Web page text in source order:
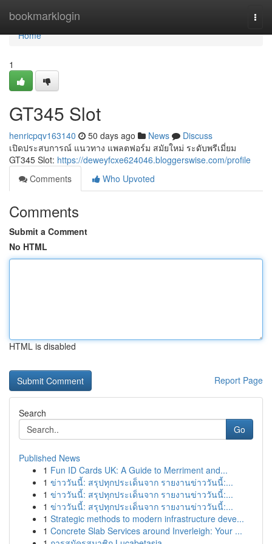
bookmarklogin
Home
Home
1
GT345 Slot
henricpqv163140 50 days ago News
Discuss
เปิดประสบการณ์ แนวทาง แพลตฟอร์ม สมัยใหม่ ระดับพรีเมี่ยม
GT345 Slot: https://deweyfcxe624046.bloggerswise.com/profile
Comments
Who Upvoted
Comments
Submit a Comment
No HTML
HTML is disabled
Report Page
Search
Go
Published News
1 Fun ID Cards UK: A Guide to Merriment and...
1 ข่าววันนี้: สรุปทุกประเด็นจาก รายงานข่าววันนี้:...
1 ข่าววันนี้: สรุปทุกประเด็นจาก รายงานข่าววันนี้:...
1 ข่าววันนี้: สรุปทุกประเด็นจาก รายงานข่าววันนี้:...
1 Strategic methods to modern infrastructure deve...
1 Concrete Slab Services around Inverleigh: Your ...